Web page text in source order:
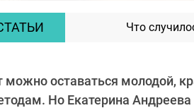
Что
можно оставаться молодой,
Но Екатерина